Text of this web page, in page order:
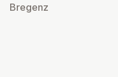
Bregenz